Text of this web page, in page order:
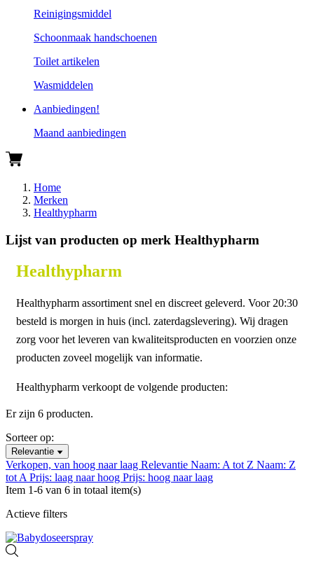
Reinigingsmiddel
Schoonmaak handschoenen
Toilet artikelen
Wasmiddelen
Aanbiedingen!
Maand aanbiedingen
Home
Merken
Healthypharm
Lijst van producten op merk Healthypharm
Healthypharm
Healthypharm assortiment snel en discreet geleverd. Voor 20:30
besteld is morgen in huis (incl. zaterdagslevering). Wij dragen
zorg voor het leveren van kwaliteitsproducten en voorzien onze
producten zoveel mogelijk van informatie.
Healthypharm verkoopt de volgende producten:
Er zijn 6 producten.
Sorteer op:
Relevantie
Verkopen, van hoog naar laag Relevantie Naam: A tot Z Naam: Z
tot A Prijs: laag naar hoog Prijs: hoog naar laag
Item 1-6 van 6 in totaal item(s)
Actieve filters